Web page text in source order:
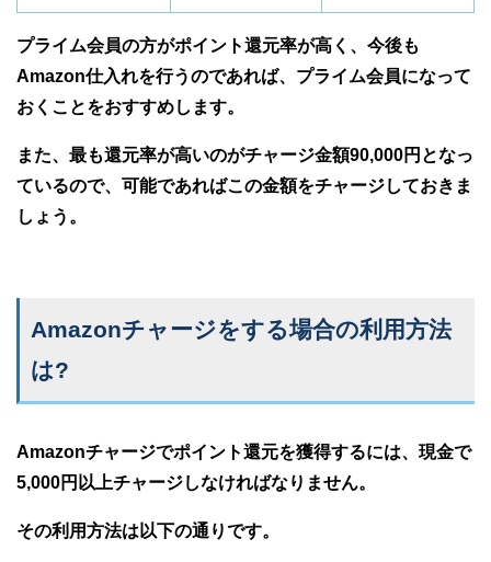
プライム会員の方がポイント還元率が高く、今後も
Amazon仕入れを行うのであれば、プライム会員になって
おくことをおすすめします。
また、最も還元率が高いのがチャージ金額90,000円となっ
ているので、可能であればこの金額をチャージしておきま
しょう。
Amazonチャージをする場合の利用方法
は?
Amazonチャージでポイント還元を獲得するには、現金で
5,000円以上チャージしなければなりません。
その利用方法は以下の通りです。